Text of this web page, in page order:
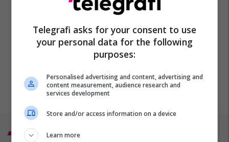
Top 5
Telegrafi asks for your consent to use
your personal data for the following
purposes:
Personalised advertising and content, advertising and
content measurement, audience research and
services development
Store and/or access information on a device
Learn more